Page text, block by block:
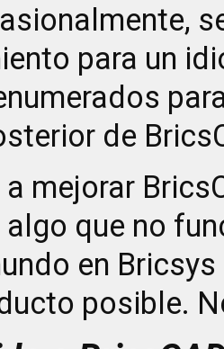
para un
de
mejorar
que no
en
posible.